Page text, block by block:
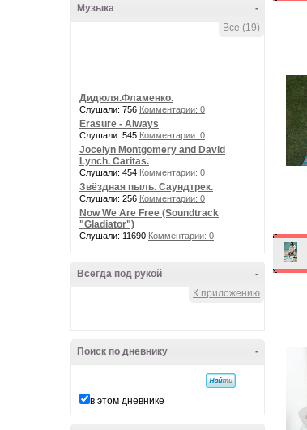
-
Музыка
Все (19)
Дидюля.Фламенко.
Слушали: 756 Комментарии: 0
Erasure - Always
Слушали: 545 Комментарии: 0
Jocelyn Montgomery and David
Lynch. Caritas.
Слушали: 454 Комментарии: 0
Звёздная пыль. Саундтрек.
Слушали: 256 Комментарии: 0
Now We Are Free (Soundtrack
"Gladiator")
Слушали: 11690 Комментарии: 0
-
Всегда под рукой
К приложению
--------
-
Поиск по дневнику
в этом дневнике